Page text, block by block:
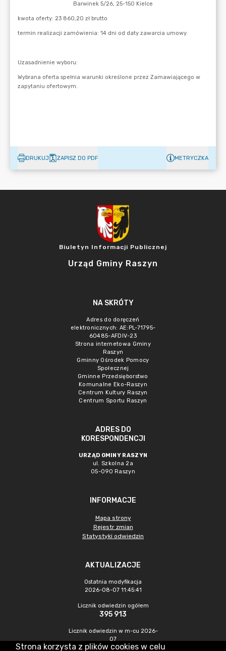
DRUKUJ ZAPISZ DO PDF METRYCZKA
Biuletyn Informacji Publicznej
Urząd Gminy Raszyn
NA SKRÓTY
Adres do doręczeń
elektronicznych: AE:PL-71795-
60485-AFDIV-23
Strona internetowa Gminy
Raszyn
Gminny Ośrodek Pomocy
Społecznej
Gminne Przedsięborstwo
Komunalne Eko-Raszyn
Centrum Kultury Raszyn
Centrum Sportu Raszyn
ADRES DO
KORESPONDENCJI
URZĄD GMINY RASZYN
ul. Szkolna 2a
05-090 Raszyn
INFORMACJE
Mapa strony
Rejestr zmian
Statystyki odwiedzin
AKTUALIZACJE
Ostatnia modyfikacja
2026-08-07 11:45:41
Licznik odwiedzin ogółem
395 913
Licznik odwiedzin w m-cu 2026-
07
1 224
Strona korzysta z plików cookies w celu